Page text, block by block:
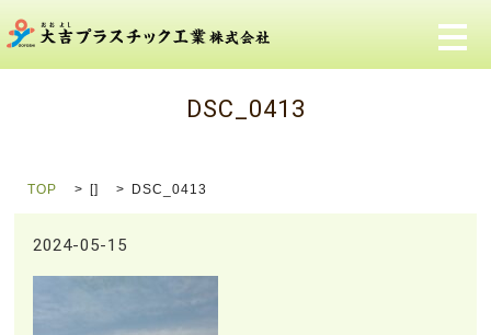
メ
DSC_0413
TOP [] DSC_0413
2024-05-15